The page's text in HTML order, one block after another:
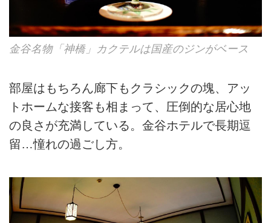
金谷名物「神橋」カクテルは国産のジンがベース
部屋はもちろん廊下もクラシックの塊、アッ
トホームな接客も相まって、圧倒的な居心地
の良さが充満している。金谷ホテルで長期逗
留…憧れの過ごし方。